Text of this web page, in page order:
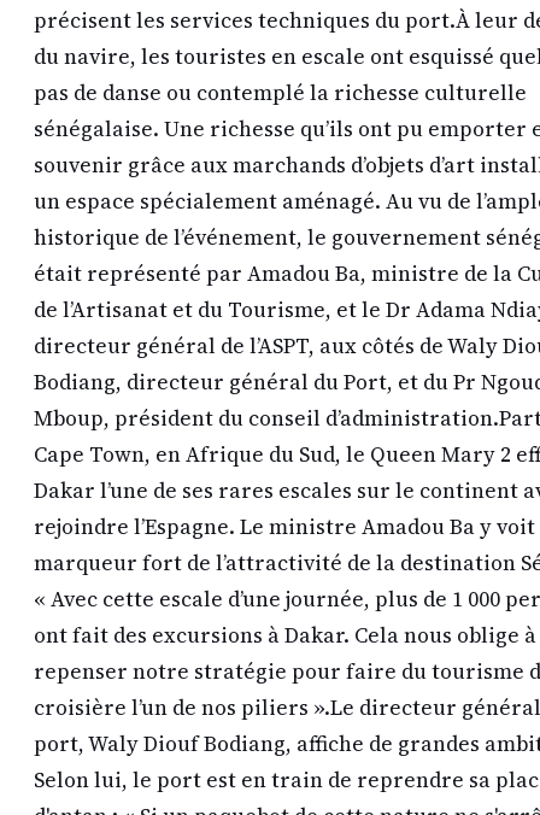
précisent les services techniques du port. ​À leur
du navire, les touristes en escale ont esquissé
pas de danse ou contemplé la richesse culturelle
sénégalaise. Une richesse qu’ils ont pu emporter
souvenir grâce aux marchands d’objets d’art
un espace spécialement aménagé. Au vu de
historique de l’événement, le gouvernement
était représenté par Amadou Ba, ministre de la
de l’Artisanat et du Tourisme, et le Dr Adama
directeur général de l’ASPT, aux côtés de Waly
Bodiang, directeur général du Port, et du Pr
Mboup, président du conseil d’administration.
Cape Town, en Afrique du Sud, le Queen Mary 2
Dakar l’une de ses rares escales sur le continent
rejoindre l’Espagne. Le ministre Amadou Ba y
marqueur fort de l’attractivité de la destination
« Avec cette escale d’une journée, plus de 1 000
ont fait des excursions à Dakar. Cela nous oblige à
repenser notre stratégie pour faire du tourisme
croisière l’un de nos piliers ». ​Le directeur
port, Waly Diouf Bodiang, affiche de grandes
Selon lui, le port est en train de reprendre sa